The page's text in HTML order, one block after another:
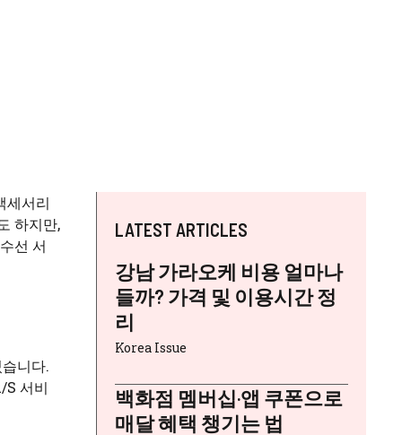
세서리
하지만,
선 서
니다.
S 서비
LATEST ARTICLES
강남 가라오케 비용 얼마나
들까? 가격 및 이용시간 정
리
Korea Issue
백화점 멤버십·앱 쿠폰으로
매달 혜택 챙기는 법